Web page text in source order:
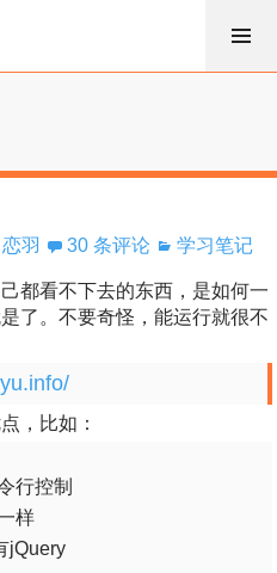
恋羽 30 条评论 学习笔记
都看不下去的东西，是如何一
了。不要奇怪，能运行就很不
，比如：
行控制
样
jQuery